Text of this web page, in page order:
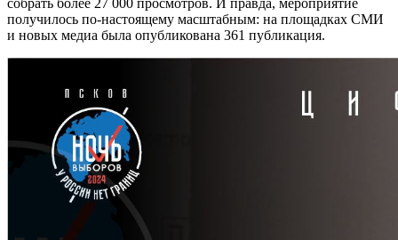
собрать более 27 000 просмотров. И правда, мероприятие
получилось по-настоящему масштабным: на площадках СМИ
и новых медиа была опубликована 361 публикация.